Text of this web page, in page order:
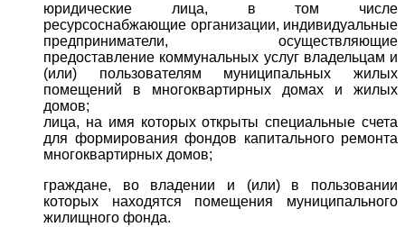
юридические лица, в том числе
ресурсоснабжающие организации, индивидуальные
предприниматели, осуществляющие
предоставление коммунальных услуг владельцам и
(или) пользователям муниципальных жилых
помещений в многоквартирных домах и жилых
домов;
лица, на имя которых открыты специальные счета
для формирования фондов капитального ремонта
многоквартирных домов;
граждане, во владении и (или) в пользовании
которых находятся помещения муниципального
жилищного фонда.